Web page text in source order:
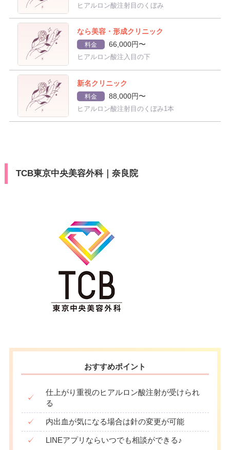
ヒアルロン酸注射目のくぼみ
なら美容・形成クリニック
料金 66,000円〜
ヒアルロン酸注入目の下
新名クリニック
料金 88,000円〜
ヒアルロン酸注射目のくぼみ1本
TCB東京中央美容外科｜奈良院
おすすめポイント
✓
仕上がり重視のヒアルロン酸注射が受けられ
る
✓ 内出血が気になる場合は針の変更が可能
✓ LINEアプリならいつでも相談ができる♪